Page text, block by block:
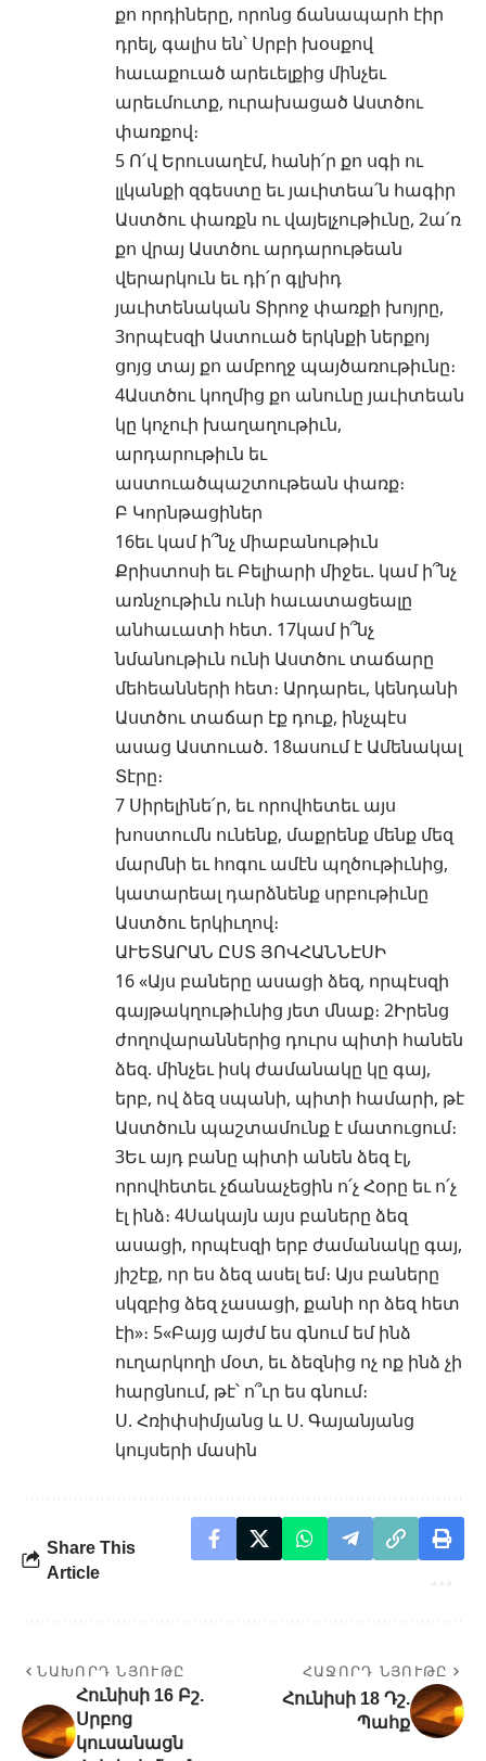
քո որդիները, որոնց ճանապարհ էիր
դրել, գալիս են՝ Սրբի խօսքով
հաւաքուած արեւելքից մինչեւ
արեւմուտք, ուրախացած Աստծու
փառքով։
5 Ո՛վ Երուսաղէմ, հանի՛ր քո սգի ու
լլկանքի զգեստը եւ յաւիտեա՛ն հագիր
Աստծու փառքն ու վայելչութիւնը, 2ա՛ռ
քո վրայ Աստծու արդարութեան
վերարկուն եւ դի՛ր գլխիդ
յաւիտենական Տիրոջ փառքի խոյրը,
3որպէսզի Աստուած երկնքի ներքոյ
ցոյց տայ քո ամբողջ պայծառութիւնը։
4Աստծու կողմից քո անունը յաւիտեան
կը կոչուի խաղաղութիւն,
արդարութիւն եւ
աստուածպաշտութեան փառք։
Բ Կորնթացիներ
16եւ կամ ի՞նչ միաբանութիւն
Քրիստոսի եւ Բելիարի միջեւ. կամ ի՞նչ
առնչութիւն ունի հաւատացեալը
անհաւատի հետ. 17կամ ի՞նչ
նմանութիւն ունի Աստծու տաճարը
մեհեանների հետ։ Արդարեւ, կենդանի
Աստծու տաճար էք դուք, ինչպէս
ասաց Աստուած. 18ասում է Ամենակալ
Տէրը։
7 Սիրելինե՛ր, եւ որովհետեւ այս
խոստումն ունենք, մաքրենք մենք մեզ
մարմնի եւ հոգու ամէն պղծութիւնից,
կատարեալ դարձնենք սրբութիւնը
Աստծու երկիւղով։
ԱՒԵՏԱՐԱՆ ԸՍՏ ՅՈՎՀԱՆՆԷՍԻ
16 «Այս բաները ասացի ձեզ, որպէսզի
գայթակղութիւնից յետ մնաք։ 2Իրենց
ժողովարաններից դուրս պիտի հանեն
ձեզ. մինչեւ իսկ ժամանակը կը գայ,
երբ, ով ձեզ սպանի, պիտի համարի, թէ
Աստծուն պաշտամունք է մատուցում։
3Եւ այդ բանը պիտի անեն ձեզ էլ,
որովհետեւ չճանաչեցին ո՛չ Հօրը եւ ո՛չ
էլ ինձ։ 4Սակայն այս բաները ձեզ
ասացի, որպէսզի երբ ժամանակը գայ,
յիշէք, որ ես ձեզ ասել եմ։ Այս բաները
սկզբից ձեզ չասացի, քանի որ ձեզ հետ
էի»։ 5«Բայց այժմ ես գնում եմ ինձ
ուղարկողի մօտ, եւ ձեզնից ոչ ոք ինձ չի
հարցնում, թէ՝ ո՞ւր ես գնում։
Ս. Հռիփսիմյանց և Ս. Գայանյանց
կույսերի մասին
Share This
Article
ՆԱԽՈՐԴ ՆՅՈՒԹԸ
Հունիսի 16 Բշ.
Սրբոց
կուսանացն
ՀԱՋՈՐԴ ՆՅՈՒԹԸ
Հունիսի 18 Դշ.
Պահք